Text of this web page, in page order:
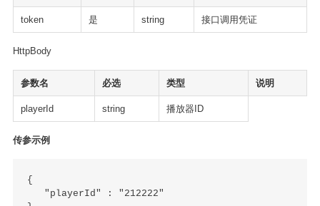
token 是 string 接口调用凭证
HttpBody
参数名 必选 类型 说明
playerId string 播放器ID
传参示例
{
   "playerId" : "212222"